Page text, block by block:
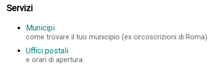
Servizi
Municipi
come trovare il tuo municipio (ex circoscrizioni di Roma)
Uffici postali
e orari di apertura